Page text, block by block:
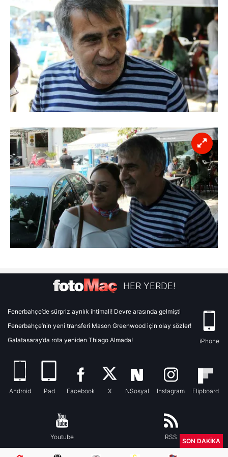
vasıtasıyla belirleyebilirsiniz. Çerezlere ilişkin detaylı bilgi
için Ayarlar butonuna tıklayabilir, Çerez Bilgilendirme
Metnimiziziyaret edebilirsiniz.
6698 sayılı Kişisel Verilerin Korunması Kanunu uyarınca
hazırlanmış Aydınlatma Metnimizi okumak ve sitemizde
ilgili mevzuata uygun olarak kullanılan çerezlerle ilgili bilgi
almak için lütfentıklayınız.
HER YERDE!
Fenerbahçe’de sürpriz ayrılık ihtimali! Devre arasında gelmişti
Fenerbahçe’nin yeni transferi Mason Greenwood için olay sözler!
Galatasaray’da rota yeniden Thiago Almada!
iPhone
Android iPad Facebook X NSosyal Instagram Flipboard
Youtube RSS
SON DAKİKA